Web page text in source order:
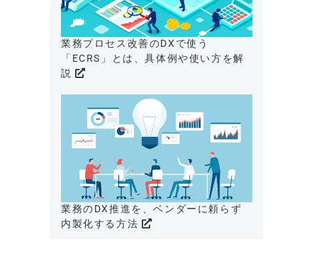
業務プロセス改善のDXで使う
「ECRS」とは、具体例や使い方を解
説
業務のDX推進を、ベンダーに頼らず
内製化する方法